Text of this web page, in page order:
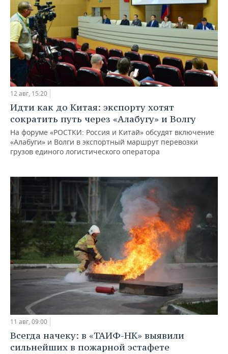
12 авг, 15:20
Идти как до Китая: экспорту хотят
сократить путь через «Алабугу» и Волгу
На форуме «РОСТКИ: Россия и Китай» обсудят включение
«Алабуги» и Волги в экспортный маршрут перевозки
грузов единого логистического оператора
11 авг, 09:00
Всегда начеку: в «ТАИФ-НК» выявили
сильнейших в пожарной эстафете